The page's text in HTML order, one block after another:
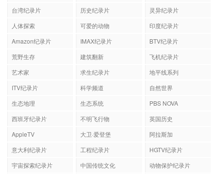
台湾纪录片
历史纪录片
灵异纪录片
人体探索
可爱的动物
印度纪录片
Amazon纪录片
IMAX纪录片
BTV纪录片
荒野生存
建筑翻新
飞机纪录片
艺术家
求生纪录片
地平线系列
ITV纪录片
科学频道
自然世界
生态地理
生态系统
PBS NOVA
西班牙纪录片
不明飞行物
英国历史
AppleTV
大卫·爱登堡
阿拉斯加
意大利纪录片
工程纪录片
HGTV纪录片
宇宙探索纪录片
中国传统文化
动物保护纪录片